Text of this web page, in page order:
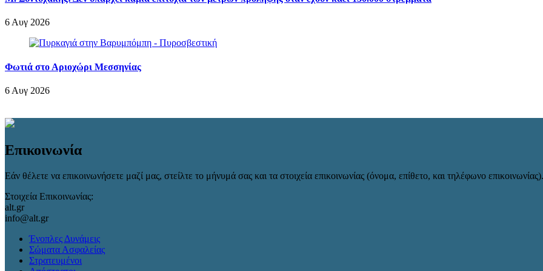
6 Αυγ 2026
Φωτιά στο Αριοχώρι Μεσσηνίας
6 Αυγ 2026
Επικοινωνία
Εάν θέλετε να επικοινωνήσετε μαζί μας, στείλτε το μήνυμά σας και τα στοιχεία επικοινωνίας (όνομα, επίθετο, και τηλέφωνο επικοινωνίας).
Στοιχεία Επικοινωνίας:
alt.gr
info@alt.gr
Ένοπλες Δυνάμεις
Σώματα Ασφαλείας
Στρατευμένοι